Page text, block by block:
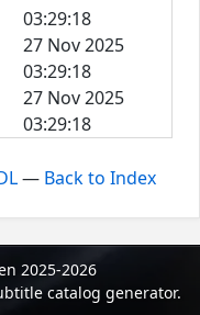
03:29:18
27 Nov 2025
03:29:18
27 Nov 2025
03:29:18
— Back to Index
2025-2026
catalog generator.